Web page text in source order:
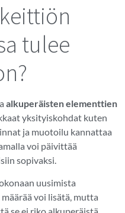
tulee
alkuperäisten elementtien
yksityiskohdat kuten
ja muotoilu kannattaa
voi päivittää
sopivaksi.
uusimista
voi lisätä, mutta